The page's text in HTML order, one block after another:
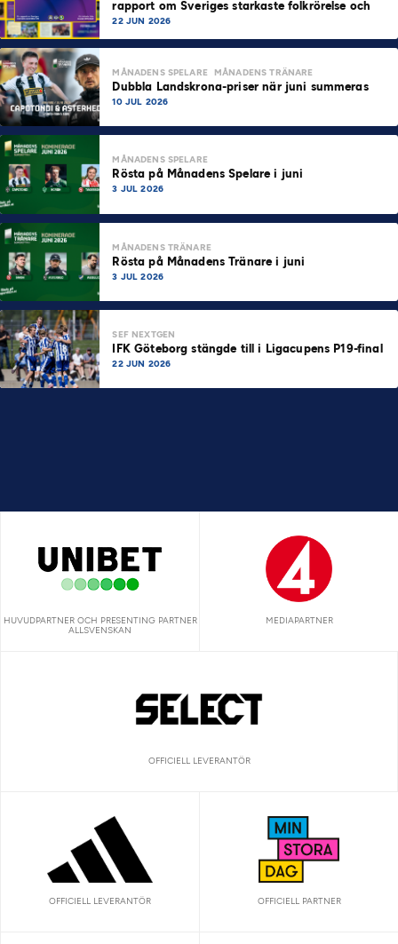
rapport om Sveriges starkaste folkrörelse och
samhällskraft
22 JUN 2026
MÅNADENS SPELARE MÅNADENS TRÄNARE
Dubbla Landskrona-priser när juni summeras
10 JUL 2026
MÅNADENS SPELARE
Rösta på Månadens Spelare i juni
3 JUL 2026
MÅNADENS TRÄNARE
Rösta på Månadens Tränare i juni
3 JUL 2026
SEF NEXTGEN
IFK Göteborg stängde till i Ligacupens P19-final
22 JUN 2026
HUVUDPARTNER OCH PRESENTING PARTNER
ALLSVENSKAN
MEDIAPARTNER
OFFICIELL LEVERANTÖR
OFFICIELL LEVERANTÖR OFFICIELL PARTNER